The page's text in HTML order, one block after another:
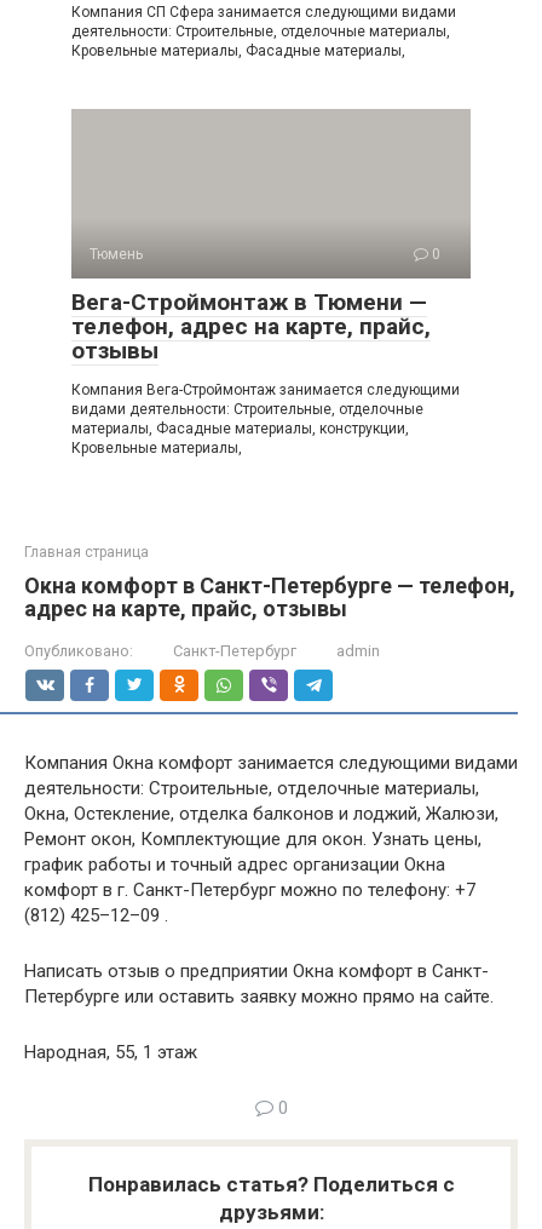
Компания СП Сфера занимается следующими видами
деятельности: Строительные, отделочные материалы,
Кровельные материалы, Фасадные материалы,
Тюмень 0
Вега-Строймонтаж в Тюмени —
телефон, адрес на карте, прайс,
отзывы
Компания Вега-Строймонтаж занимается следующими
видами деятельности: Строительные, отделочные
материалы, Фасадные материалы, конструкции,
Кровельные материалы,
Главная страница
Окна комфорт в Санкт-Петербурге — телефон,
адрес на карте, прайс, отзывы
Опубликовано: Санкт-Петербург admin
Компания Окна комфорт занимается следующими видами
деятельности: Строительные, отделочные материалы,
Окна, Остекление, отделка балконов и лоджий, Жалюзи,
Ремонт окон, Комплектующие для окон. Узнать цены,
график работы и точный адрес организации Окна
комфорт в г. Санкт-Петербург можно по телефону: +7
(812) 425–12–09 .
Написать отзыв о предприятии Окна комфорт в Санкт-
Петербурге или оставить заявку можно прямо на сайте.
Народная, 55, 1 этаж
0
Понравилась статья? Поделиться с
друзьями: